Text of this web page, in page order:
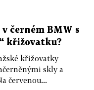
černém BMW s
křižovatku?
křižovatky
skly a
červenou...